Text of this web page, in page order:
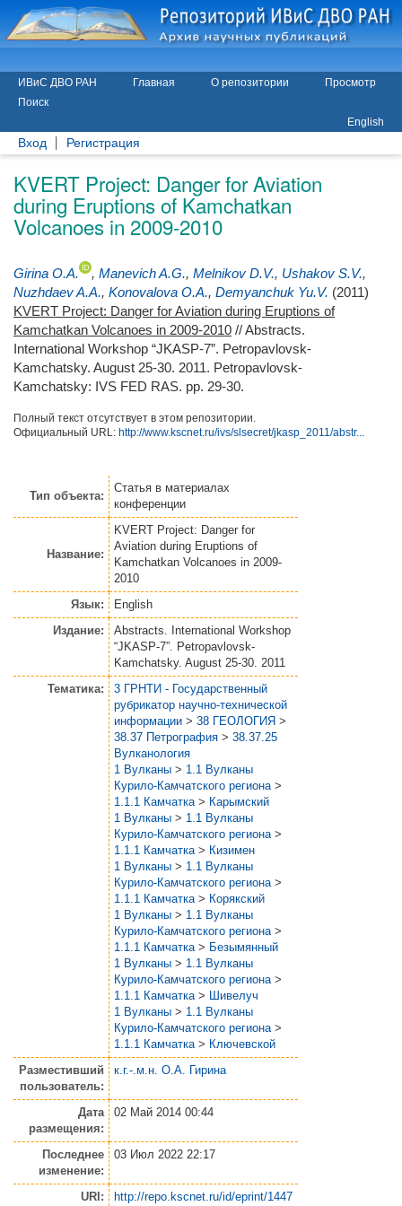
ИВиС ДВО РАН Главная О репозитории
Просмотр
Поиск
English
Вход Регистрация
KVERT Project: Danger for Aviation
during Eruptions of Kamchatkan
Volcanoes in 2009-2010
Girina O.A. , Manevich A.G., Melnikov D.V., Ushakov S.V.,
Nuzhdaev A.A., Konovalova O.A., Demyanchuk Yu.V. (2011)
KVERT Project: Danger for Aviation during Eruptions of
Kamchatkan Volcanoes in 2009-2010 // Abstracts.
International Workshop “JKASP-7”. Petropavlovsk-
Kamchatsky. August 25-30. 2011. Petropavlovsk-
Kamchatsky: IVS FED RAS. pp. 29-30.
Полный текст отсутствует в этом репозитории.
Официальный URL: http://www.kscnet.ru/ivs/slsecret/jkasp_2011/abstr...
Тип объекта:
Статья в материалах
конференции
Название:
KVERT Project: Danger for
Aviation during Eruptions of
Kamchatkan Volcanoes in 2009-
2010
Язык:
English
Издание:
Abstracts. International Workshop
“JKASP-7”. Petropavlovsk-
Kamchatsky. August 25-30. 2011
Тематика:
3 ГРНТИ - Государственный
рубрикатор научно-технической
информации > 38 ГЕОЛОГИЯ >
38.37 Петрография > 38.37.25
Вулканология
1 Вулканы > 1.1 Вулканы
Курило-Камчатского региона >
1.1.1 Камчатка > Карымский
1 Вулканы > 1.1 Вулканы
Курило-Камчатского региона >
1.1.1 Камчатка > Кизимен
1 Вулканы > 1.1 Вулканы
Курило-Камчатского региона >
1.1.1 Камчатка > Корякский
1 Вулканы > 1.1 Вулканы
Курило-Камчатского региона >
1.1.1 Камчатка > Безымянный
1 Вулканы > 1.1 Вулканы
Курило-Камчатского региона >
1.1.1 Камчатка > Шивелуч
1 Вулканы > 1.1 Вулканы
Курило-Камчатского региона >
1.1.1 Камчатка > Ключевской
Разместивший
пользователь:
к.г.-.м.н. О.А. Гирина
Дата
размещения:
02 Май 2014 00:44
Последнее
изменение:
03 Июл 2022 22:17
URI: http://repo.kscnet.ru/id/eprint/1447